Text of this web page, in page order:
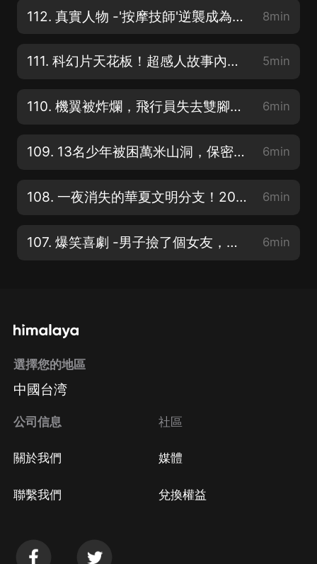
112. 真實人物 -'按摩技師'逆襲成為軍火大佬。20出頭走上人生巔峰 8min
111. 科幻片天花板！超感人故事內容！無限復活8分鐘!平行宇宙概念大片 5min
110. 機翼被炸爛，飛行員失去雙腳！卻殲滅敵機數架，空戰片《飛行員》 6min
109. 13名少年被困萬米山洞，保密級現場影像首次曝光！ 6min
108. 一夜消失的華夏文明分支！2000多年后，在蘇門答臘發現他們 6min
107. 爆笑喜劇 -男子撿了個女友，卻意外陷入無限復活時空中！笑不停 6min
選擇您的地區
中國台湾
公司信息
關於我們
聯繫我們
社區
媒體
兌換權益